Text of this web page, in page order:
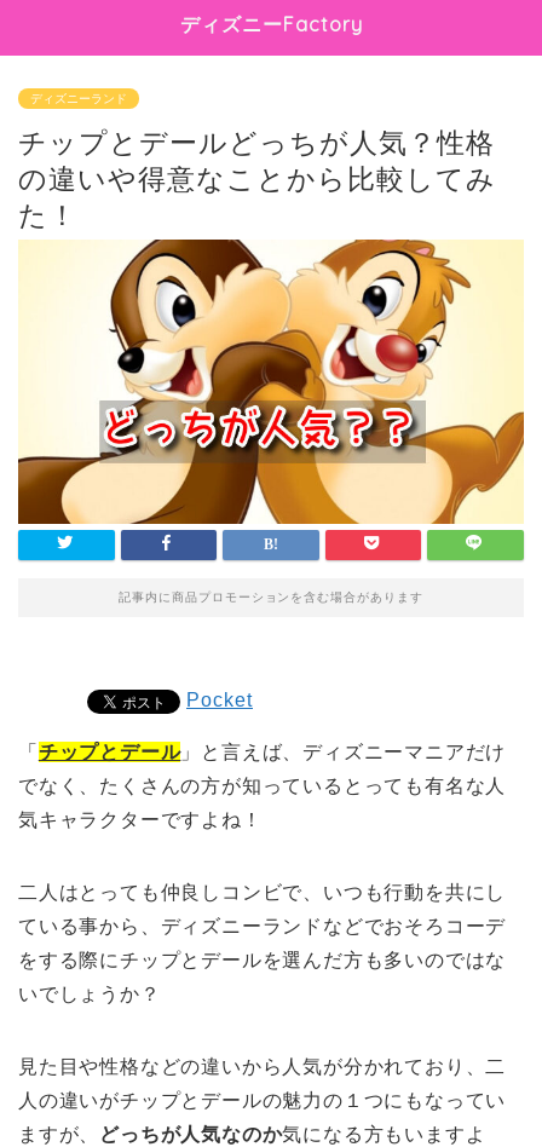
ディズニーFactory
ディズニーランド
チップとデールどっちが人気？性格
の違いや得意なことから比較してみ
た！
記事内に商品プロモーションを含む場合があります
Pocket
「 チップとデール」と言えば、ディズニーマニアだけ
でなく、たくさんの方が知っているとっても有名な人
気キャラクターですよね！
二人はとっても仲良しコンビで、いつも行動を共にし
ている事から、ディズニーランドなどでおそろコーデ
をする際にチップとデールを選んだ方も多いのではな
いでしょうか？
見た目や性格などの違いから人気が分かれており、二
人の違いがチップとデールの魅力の１つにもなってい
ますが、
どっちが人気なのか気になる方もいますよ